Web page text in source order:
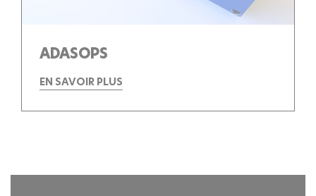
ADASOPS
EN SAVOIR PLUS